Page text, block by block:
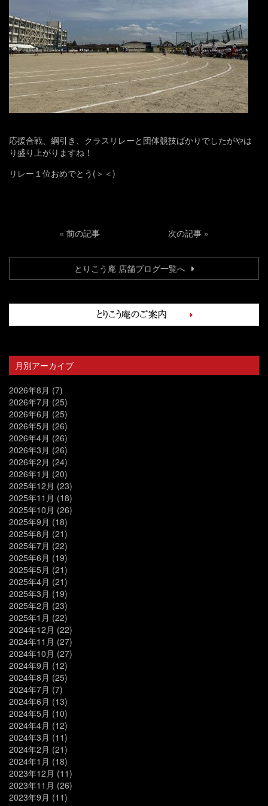
応援合戦、綱引き、クラスリレーと団体競技ばかりでしたがやは
り盛り上がりますね！
リレー１位おめでとう(＞＜)
« 前の記事 次の記事 »
とりこう庵 店舗ブログ一覧へ
月別アーカイブ
2026年8月 (7)
2026年7月 (25)
2026年6月 (25)
2026年5月 (26)
2026年4月 (26)
2026年3月 (26)
2026年2月 (24)
2026年1月 (20)
2025年12月 (23)
2025年11月 (18)
2025年10月 (26)
2025年9月 (18)
2025年8月 (21)
2025年7月 (22)
2025年6月 (19)
2025年5月 (21)
2025年4月 (21)
2025年3月 (19)
2025年2月 (23)
2025年1月 (22)
2024年12月 (22)
2024年11月 (27)
2024年10月 (27)
2024年9月 (12)
2024年8月 (25)
2024年7月 (7)
2024年6月 (13)
2024年5月 (10)
2024年4月 (12)
2024年3月 (11)
2024年2月 (21)
2024年1月 (18)
2023年12月 (11)
2023年11月 (26)
2023年9月 (11)